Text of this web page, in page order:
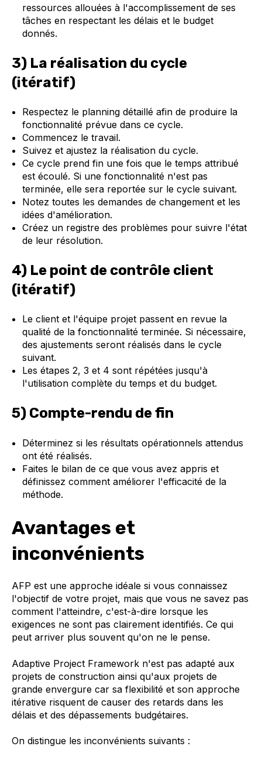
ressources allouées à l'accomplissement de ses
tâches en respectant les délais et le budget
donnés.
3) La réalisation du cycle
(itératif)
Respectez le planning détaillé afin de produire la
fonctionnalité prévue dans ce cycle.
Commencez le travail.
Suivez et ajustez la réalisation du cycle.
Ce cycle prend fin une fois que le temps attribué
est écoulé. Si une fonctionnalité n'est pas
terminée, elle sera reportée sur le cycle suivant.
Notez toutes les demandes de changement et les
idées d'amélioration.
Créez un registre des problèmes pour suivre l'état
de leur résolution.
4) Le point de contrôle client
(itératif)
Le client et l'équipe projet passent en revue la
qualité de la fonctionnalité terminée. Si nécessaire,
des ajustements seront réalisés dans le cycle
suivant.
Les étapes 2, 3 et 4 sont répétées jusqu'à
l'utilisation complète du temps et du budget.
5) Compte-rendu de fin
Déterminez si les résultats opérationnels attendus
ont été réalisés.
Faites le bilan de ce que vous avez appris et
définissez comment améliorer l'efficacité de la
méthode.
Avantages et
inconvénients
AFP est une approche idéale si vous connaissez
l'objectif de votre projet, mais que vous ne savez pas
comment l'atteindre, c'est-à-dire lorsque les
exigences ne sont pas clairement identifiés. Ce qui
peut arriver plus souvent qu'on ne le pense.
Adaptive Project Framework n'est pas adapté aux
projets de construction ainsi qu'aux projets de
grande envergure car sa flexibilité et son approche
itérative risquent de causer des retards dans les
délais et des dépassements budgétaires.
On distingue les inconvénients suivants :